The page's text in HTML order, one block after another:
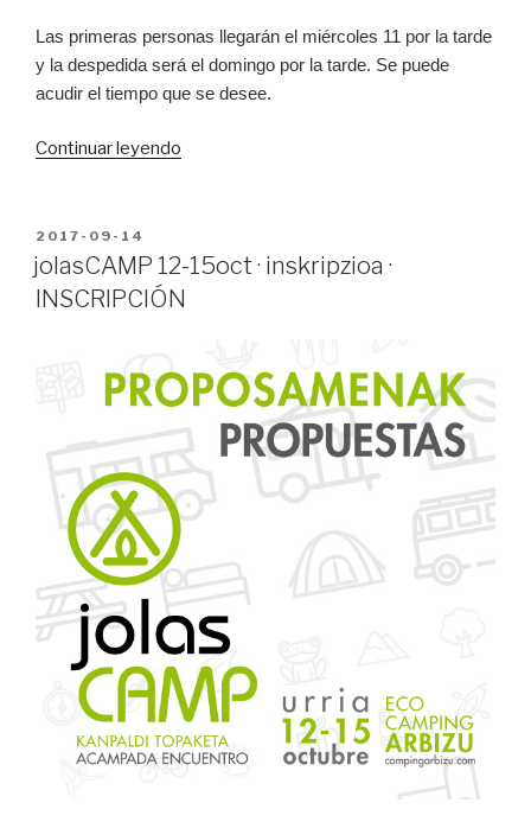
Las primeras personas llegarán el miércoles 11 por la tarde
y la despedida será el domingo por la tarde. Se puede
acudir el tiempo que se desee.
Continuar leyendo
jolasCAMP”
PUBLICADO
EN
2017-09-14
jolasCAMP 12-15oct · inskripzioa ·
INSCRIPCIÓN